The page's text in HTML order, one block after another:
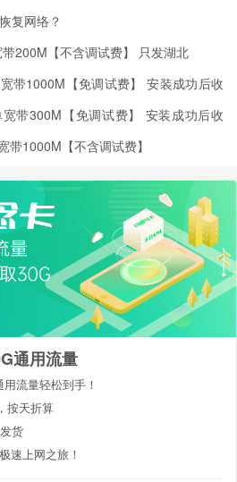
复网络？
200M【不含调试费】 只发湖北
带1000M【免调试费】安装成功后收
带300M【免调试费】 安装成功后收
带1000M【不含调试费】
通用流量
流量轻松到手！
按天折算
货
速上网之旅！